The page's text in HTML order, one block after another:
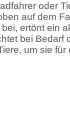
oder
auf dem
ertönt ein
bei Bedarf
um sie für